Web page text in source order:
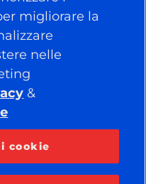
migliorare la
nelle
&
cookie